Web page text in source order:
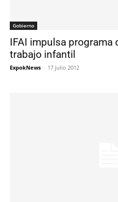
Gobierno
IFAI impulsa programa
trabajo infantil
ExpokNews - 17 julio 2012